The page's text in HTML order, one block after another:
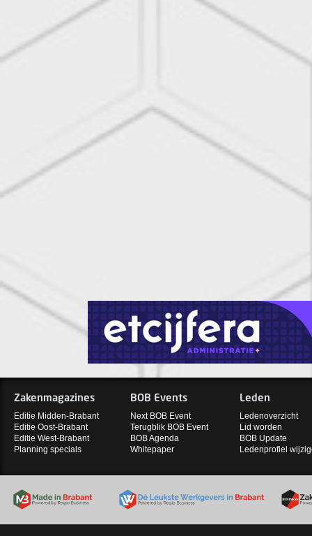
Zakenmagazines
Editie Midden-Brabant
Editie Oost-Brabant
Editie West-Brabant
Planning specials
BOB Events
Next BOB Event
Terugblik BOB Event
BOB Agenda
Whitepaper
Leden
Ledenoverzicht
Lid worden
BOB Update
Ledenprofiel